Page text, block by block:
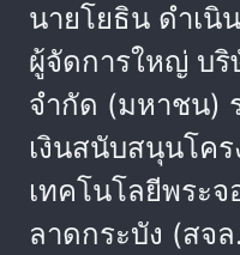
นายโยธิน ดำเนิ
ผู้จัดการใหญ่ บริ
จำกัด (มหาชน)
เงินสนับสนุนโค
เทคโนโลยีพระ
ลาดกระบัง (สจ